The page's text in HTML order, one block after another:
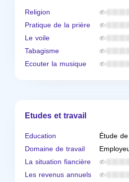
Religion
Pratique de la prière
Le voile
Tabagisme
Ecouter la musique
Etudes et travail
Education
Étude
Domaine de travail
La situation fiancière
Les revenus annuels